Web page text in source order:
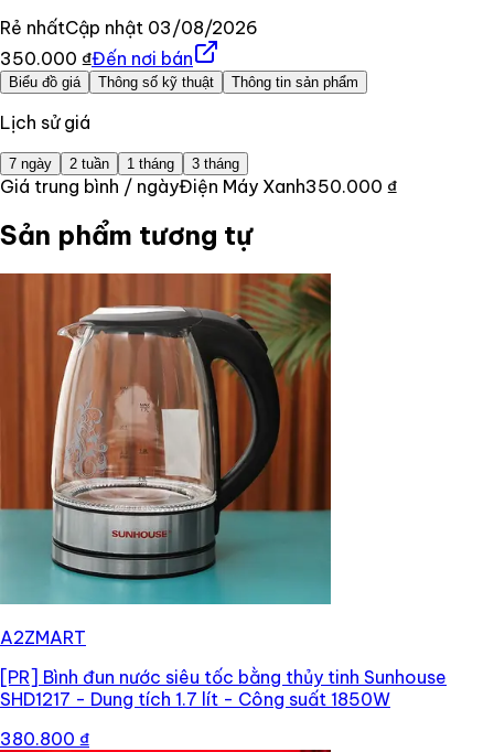
Rẻ nhấtCập nhật 03/08/2026
350.000 ₫Đến nơi bán
Biểu đồ giá Thông số kỹ thuật Thông tin sản phẩm
Lịch sử giá
7 ngày 2 tuần 1 tháng 3 tháng
Giá trung bình / ngàyĐiện Máy Xanh350.000 ₫
Sản phẩm tương tự
A2ZMART
[PR] Bình đun nước siêu tốc bằng thủy tinh Sunhouse
SHD1217 - Dung tích 1.7 lít - Công suất 1850W
380.800 ₫